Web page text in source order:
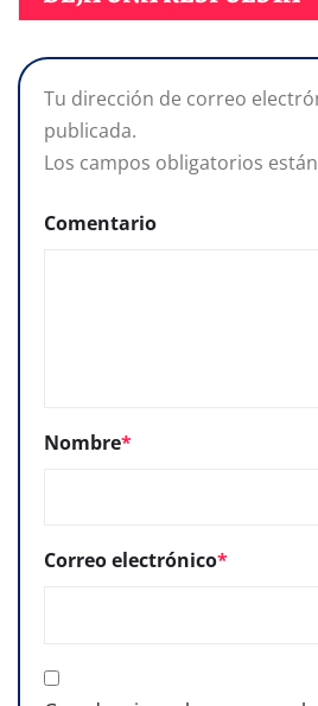
Tu dirección de correo
publicada.
Los campos obligatorios
Comentario
Nombre*
Correo electrónico*